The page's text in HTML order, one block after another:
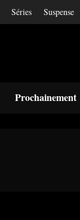
Séries Suspense
Prochainement